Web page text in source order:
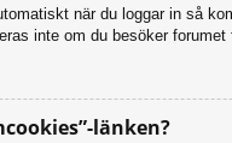
när du loggar in så
inte om du besöker
länken?